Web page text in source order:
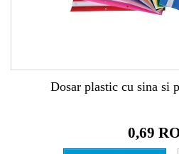
Dosar plastic cu sina si
0,69